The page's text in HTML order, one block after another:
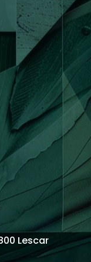
Lescar